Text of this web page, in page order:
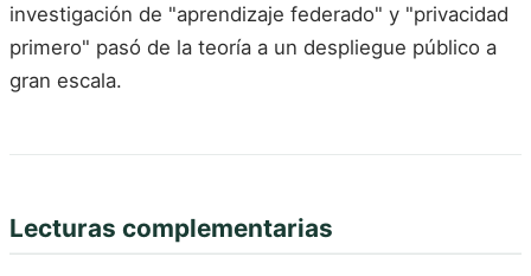
investigación de "aprendizaje federado" y "privacidad
primero" pasó de la teoría a un despliegue público a
gran escala.
Lecturas complementarias